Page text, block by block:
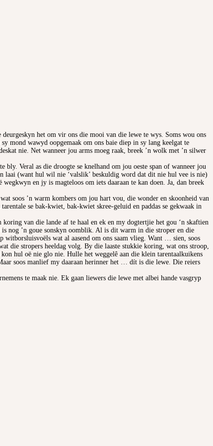
deurgeskyn het om vir ons die mooi van die lewe te wys. Soms wou ons
mond wawyd oopgemaak om ons baie diep in sy lang keelgat te
nie. Net wanneer jou arms moeg raak, breek ’n wolk met ’n silwer
Veral as die droogte se knelhand om jou oeste span of wanneer jou
laai (want hul wil nie ‘valslik’ beskuldig word dat dit nie hul vee is nie)
en jy is magteloos om iets daaraan te kan doen. Ja, dan breek
soos ’n warm kombers om jou hart vou, die wonder en skoonheid van
se bak-kwiet, bak-kwiet skree-geluid en paddas se gekwaak in
van die lande af te haal en ek en my dogtertjie het gou ‘n skaftien
nog ’n goue sonskyn oomblik. Al is dit warm in die stroper en die
wat al aasend om ons saam vlieg. Want … sien, soos
die stropers heeldag volg. By die laaste stukkie koring, wat ons stroop,
hul oë nie glo nie. Hulle het weggelê aan die klein tarentaalkuikens
soos manlief my daaraan herinner het … dít is die lewe. Die reiers
te maak nie. Ek gaan liewers die lewe met albei hande vasgryp